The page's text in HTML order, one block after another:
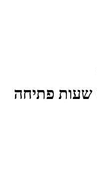
שעות פתיחה